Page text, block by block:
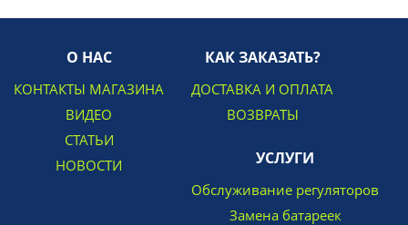
О НАС
КОНТАКТЫ МАГАЗИНА
ВИДЕО
СТАТЬИ
НОВОСТИ
КАК ЗАКАЗАТЬ?
ДОСТАВКА И ОПЛАТА
ВОЗВРАТЫ
УСЛУГИ
Обслуживание регуляторов
Замена батареек